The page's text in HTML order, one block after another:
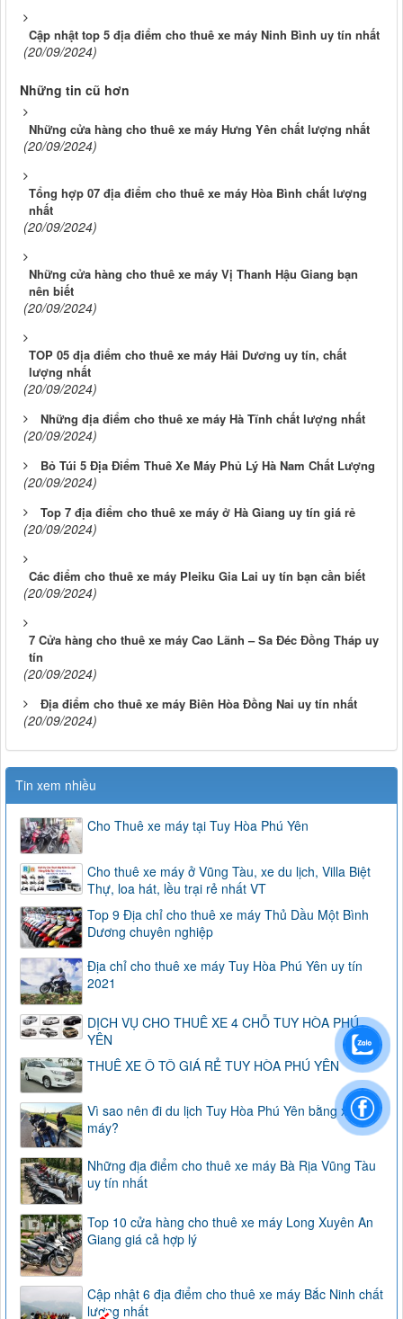
Cập nhật top 5 địa điểm cho thuê xe máy Ninh Bình uy tín nhất
(20/09/2024)
Những tin cũ hơn
Những cửa hàng cho thuê xe máy Hưng Yên chất lượng nhất
(20/09/2024)
Tổng hợp 07 địa điểm cho thuê xe máy Hòa Bình chất lượng
nhất
(20/09/2024)
Những cửa hàng cho thuê xe máy Vị Thanh Hậu Giang bạn
nên biết
(20/09/2024)
TOP 05 địa điểm cho thuê xe máy Hải Dương uy tín, chất
lượng nhất
(20/09/2024)
Những địa điểm cho thuê xe máy Hà Tĩnh chất lượng nhất
(20/09/2024)
Bỏ Túi 5 Địa Điểm Thuê Xe Máy Phủ Lý Hà Nam Chất Lượng
(20/09/2024)
Top 7 địa điểm cho thuê xe máy ở Hà Giang uy tín giá rẻ
(20/09/2024)
Các điểm cho thuê xe máy Pleiku Gia Lai uy tín bạn cần biết
(20/09/2024)
7 Cửa hàng cho thuê xe máy Cao Lãnh – Sa Đéc Đồng Tháp uy
tín
(20/09/2024)
Địa điểm cho thuê xe máy Biên Hòa Đồng Nai uy tín nhất
(20/09/2024)
Tin xem nhiều
Cho Thuê xe máy tại Tuy Hòa Phú Yên
Cho thuê xe máy ở Vũng Tàu, xe du lịch, Villa Biệt
Thự, loa hát, lều trại rẻ nhất VT
Top 9 Địa chỉ cho thuê xe máy Thủ Dầu Một Bình
Dương chuyên nghiệp
Địa chỉ cho thuê xe máy Tuy Hòa Phú Yên uy tín
2021
DỊCH VỤ CHO THUÊ XE 4 CHỖ TUY HÒA PHÚ
YÊN
THUÊ XE Ô TÔ GIÁ RẺ TUY HÒA PHÚ YÊN
Vì sao nên đi du lịch Tuy Hòa Phú Yên bằng xe
máy?
Những địa điểm cho thuê xe máy Bà Rịa Vũng Tàu
uy tín nhất
Top 10 cửa hàng cho thuê xe máy Long Xuyên An
Giang giá cả hợp lý
Cập nhật 6 địa điểm cho thuê xe máy Bắc Ninh chất
lượng nhất